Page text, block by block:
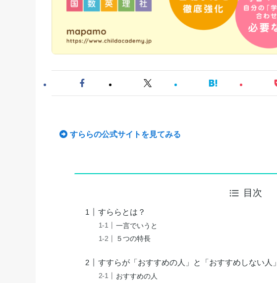
すららの公式サイトを見てみる
目次
すららとは？
一言でいうと
５つの特長
すすらが「おすすめの人」と「おすすめしない人」
おすすめの人